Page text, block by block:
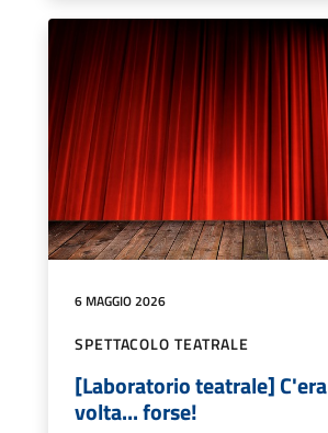
6 MAGGIO 2026
SPETTACOLO TEATRALE
[Laboratorio teatrale]
volta... forse!